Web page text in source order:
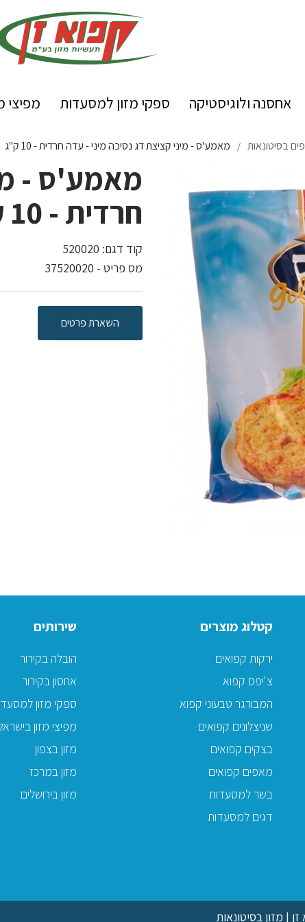
אחסנה ולוגיסטיקה ספקי מזון למסעדות מפיצי
בסיטונאות / מאמע'ס - מיני קציצת דג נסיכה מיני - עדה חרדית - 10 ק"ג
מאמע'ס -
חרדית - 10 ק"ג
קוד דגם: 520020
מס פריט - 37520020
השארת פרטים
קטלוג מוצרים
ירקות קפואים
צ'יפס קפוא
המבורגר טבעוני קפוא
שניצלונים קפואים
בצקים קפואים
מאפים קפואים
בשר למסעדות
דגים למסעדות
שירותים
הובלה בקירור
אחסון בקירור
ספקי מזון
מפיצי מזון
מזון בצפון
מזון במרכז
מזון בירושלים